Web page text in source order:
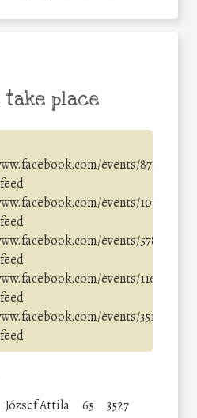
take place
events/
events/
events/
events/
events/
József Attila 65 3527